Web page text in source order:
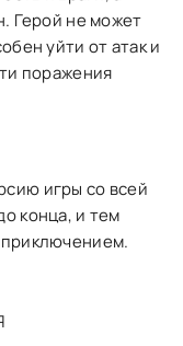
Герой не может
уйти от атак и
поражения
игры со всей
конца, и тем